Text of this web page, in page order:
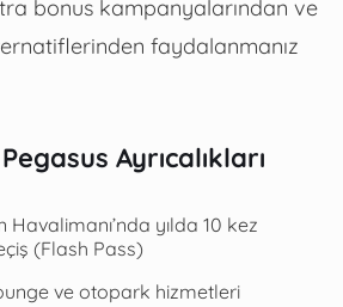
bonus kampanyalarından ve
faydalanmanız
Ayrıcalıkları
Havalimanı’nda yılda 10 kez
(Flash Pass)
ve otopark hizmetleri